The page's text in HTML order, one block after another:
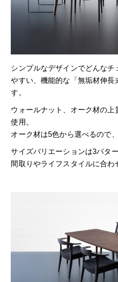
シンプルなデザインでどんなチ
やすい、機能的な「無垢材伸
す。
ウォールナット、オーク材の上
使用。
オーク材は5色から選べるので
サイズバリエーションは3パタ
間取りやライフスタイルに合わ